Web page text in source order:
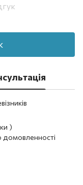
)
домовленності